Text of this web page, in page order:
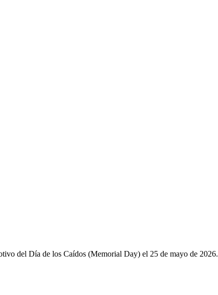
del Día de los Caídos (Memorial Day) el 25 de mayo de 2026.